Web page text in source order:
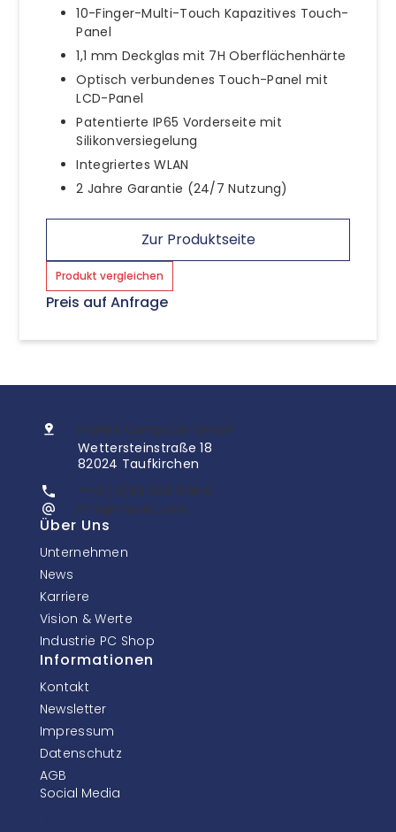
10-Finger-Multi-Touch Kapazitives Touch-
Panel
1,1 mm Deckglas mit 7H Oberflächenhärte
Optisch verbundenes Touch-Panel mit
LCD-Panel
Patentierte IP65 Vorderseite mit
Silikonversiegelung
Integriertes WLAN
2 Jahre Garantie (24/7 Nutzung)
Zur Produktseite
Produkt vergleichen
Preis auf Anfrage
InoNet Computer GmbH
Wettersteinstraße 18
82024 Taufkirchen
+49 (0)89 666 096 0
info@inonet.com
Über Uns
Unternehmen
News
Karriere
Vision & Werte
Industrie PC Shop
Informationen
Kontakt
Newsletter
Impressum
Datenschutz
AGB
Social Media